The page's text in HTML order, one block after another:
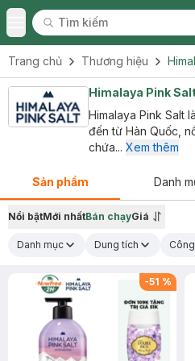
Toggle Menu
Tìm kiếm
Tìm kiếm
Trang chủ Thương hiệu
Himalaya Pink
Himalaya Pink Salt
đến từ Hàn Quốc,
chứa... Xem thêm
Sản phẩm Danh
Nổi bậtMới nhấtBán chạyGiá
Danh mục Dung tích
-51 %